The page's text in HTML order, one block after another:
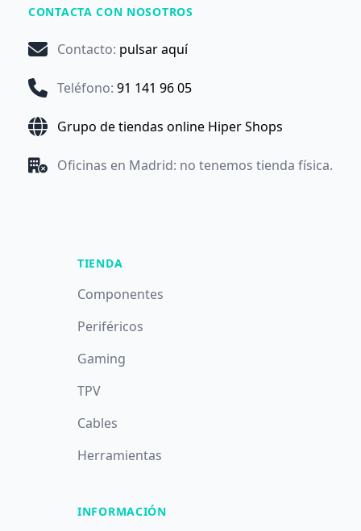
CONTACTA CON NOSOTROS
Contacto: pulsar aquí
Teléfono: 91 141 96 05
Grupo de tiendas online Hiper Shops
Oficinas en Madrid: no tenemos tienda física.
TIENDA
Componentes
Periféricos
Gaming
TPV
Cables
Herramientas
INFORMACIÓN